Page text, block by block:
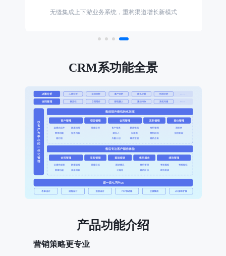
无缝集成上下游业务系统，重构渠道增长新模式
CRM系功能全景
产品功能介绍
营销策略更专业